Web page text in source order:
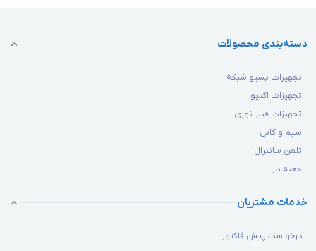
دسته‌بندی محصولات
تجهیزات پسیو شبکه
تجهیزات اکتیو
تجهیزات فیبر نوری
سیم و کابل
تلفن سانترال
جعبه باز
خدمات مشتریان
درخواست پیش فاکتور